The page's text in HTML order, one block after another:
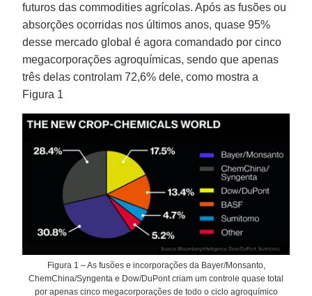
futuros das commodities agrícolas. Após as fusões ou
absorções ocorridas nos últimos anos, quase 95%
desse mercado global é agora comandado por cinco
megacorporações agroquímicas, sendo que apenas
três delas controlam 72,6% dele, como mostra a
Figura 1
Figura 1 – As fusões e incorporações da Bayer/Monsanto,
ChemChina/Syngenta e Dow/DuPont criam um controle quase total
por apenas cinco megacorporações de todo o ciclo agroquímico